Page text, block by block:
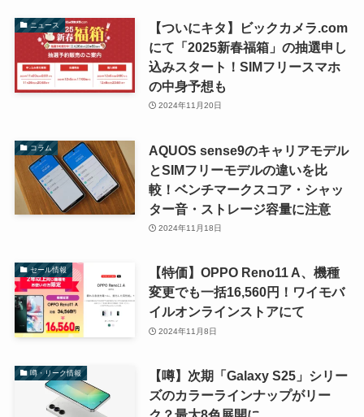
ニュース
【ついにキタ】ビックカメラ.com
にて「2025新春福箱」の抽選申し
込みスタート！SIMフリースマホ
の中身予想も
2024年11月20日
コラム
AQUOS sense9のキャリアモデル
とSIMフリーモデルの違いを比
較！ベンチマークスコア・シャッ
ター音・ストレージ容量に注意
2024年11月18日
セール情報
【特価】OPPO Reno11 A、機種
変更でも一括16,560円！ワイモバ
イルオンラインストアにて
2024年11月8日
噂・リーク情報
【噂】次期「Galaxy S25」シリー
ズのカラーラインナップがリー